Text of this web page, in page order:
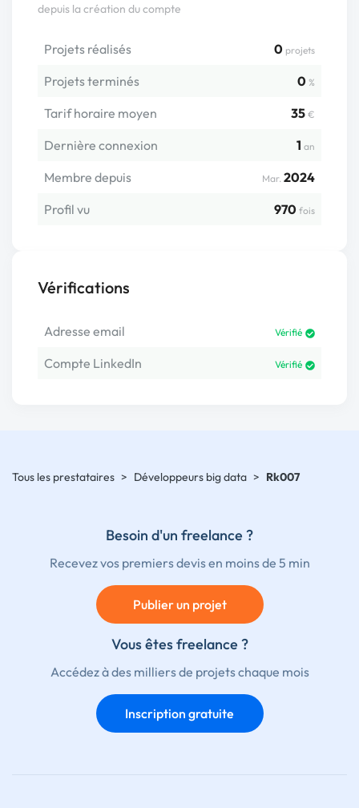
depuis la création du compte
Projets réalisés 0 projets
Projets terminés 0 %
Tarif horaire moyen 35 €
Dernière connexion 1 an
Membre depuis Mar. 2024
Profil vu
970 fois
Vérifications
Adresse email Vérifié
Compte LinkedIn Vérifié
Tous les prestataires > Développeurs big data > Rk007
Besoin d'un freelance ?
Recevez vos premiers devis en moins de 5 min
Publier un projet
Vous êtes freelance ?
Accédez à des milliers de projets chaque mois
Inscription gratuite